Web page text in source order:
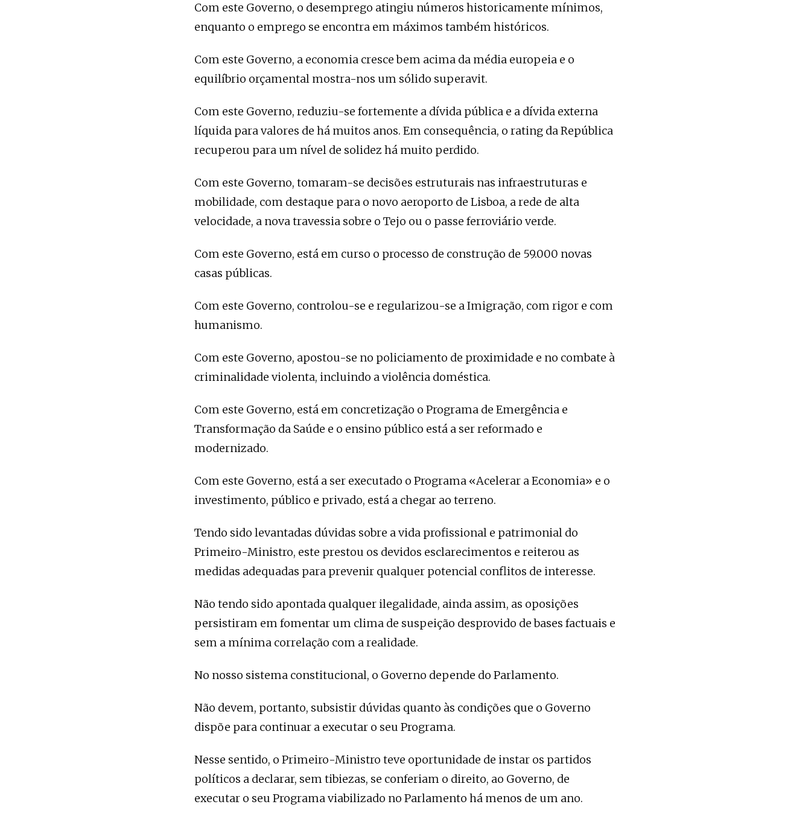
Com este Governo, o desemprego atingiu números historicamente mínimos,
enquanto o emprego se encontra em máximos também históricos.
Com este Governo, a economia cresce bem acima da média europeia e o
equilíbrio orçamental mostra-nos um sólido superavit.
Com este Governo, reduziu-se fortemente a dívida pública e a dívida externa
líquida para valores de há muitos anos. Em consequência, o rating da República
recuperou para um nível de solidez há muito perdido.
Com este Governo, tomaram-se decisões estruturais nas infraestruturas e
mobilidade, com destaque para o novo aeroporto de Lisboa, a rede de alta
velocidade, a nova travessia sobre o Tejo ou o passe ferroviário verde.
Com este Governo, está em curso o processo de construção de 59.000 novas
casas públicas.
Com este Governo, controlou-se e regularizou-se a Imigração, com rigor e com
humanismo.
Com este Governo, apostou-se no policiamento de proximidade e no combate à
criminalidade violenta, incluindo a violência doméstica.
Com este Governo, está em concretização o Programa de Emergência e
Transformação da Saúde e o ensino público está a ser reformado e
modernizado.
Com este Governo, está a ser executado o Programa «Acelerar a Economia» e o
investimento, público e privado, está a chegar ao terreno.
Tendo sido levantadas dúvidas sobre a vida profissional e patrimonial do
Primeiro-Ministro, este prestou os devidos esclarecimentos e reiterou as
medidas adequadas para prevenir qualquer potencial conflitos de interesse.
Não tendo sido apontada qualquer ilegalidade, ainda assim, as oposições
persistiram em fomentar um clima de suspeição desprovido de bases factuais e
sem a mínima correlação com a realidade.
No nosso sistema constitucional, o Governo depende do Parlamento.
Não devem, portanto, subsistir dúvidas quanto às condições que o Governo
dispõe para continuar a executar o seu Programa.
Nesse sentido, o Primeiro-Ministro teve oportunidade de instar os partidos
políticos a declarar, sem tibiezas, se conferiam o direito, ao Governo, de
executar o seu Programa viabilizado no Parlamento há menos de um ano.